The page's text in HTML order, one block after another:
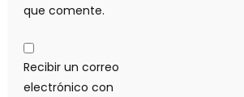
que comente.
Recibir un correo
electrónico con